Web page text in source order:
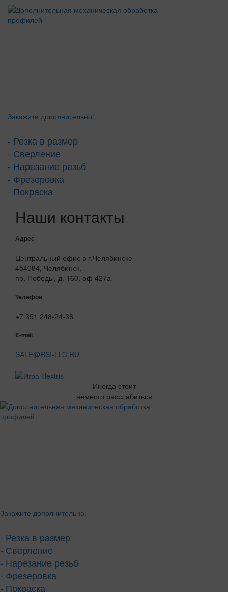
Закажите дополнительно:
- Резка в размер
- Сверление
- Нарезание резьб
- Фрезеровка
- Покраска
Наши контакты
Адрес
Центральный офис в г.Челябинске
454084, Челябинск,
пр. Победы, д. 160, оф 427а
Телефон
+7 351 248-24-36
E-mail
SALE@RSI-LLC.RU
Иногда стоит
немного расслабиться
Закажите дополнительно:
- Резка в размер
- Сверление
- Нарезание резьб
- Фрезеровка
- Покраска